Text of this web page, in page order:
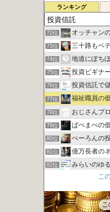
ランキング
70位 ITリーマン
71位 20代から実
72位 オッチャン
73位 三十路もベ
74位 地道にぽち
75位 投資ビギナー
76位 投資信託で
77位 福祉職員の
78位 おじさんプ
79位 ぱぺまぺの
80位 ぺーろんの
81位 億万長者のネ
82位 みらいのゆ
カンガルー
84位 ばらかんち
こ